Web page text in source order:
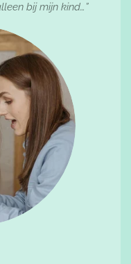
bij mijn kind…”